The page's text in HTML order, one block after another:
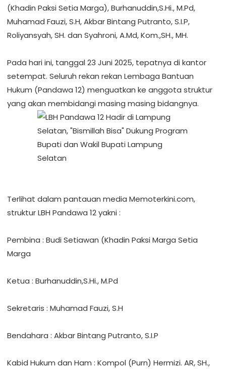
(Khadin Paksi Setia Marga), Burhanuddin,S.Hi., M.Pd,
Muhamad Fauzi, S.H, Akbar Bintang Putranto, S.I.P,
Roliyansyah, SH. dan Syahroni, A.Md, Kom.,SH., MH.
‎Pada hari ini, tanggal 23 Juni 2025, tepatnya di kantor
setempat. Seluruh rekan rekan Lembaga Bantuan
Hukum (Pandawa 12) menguatkan ke anggota struktur
yang akan membidangi masing masing bidangnya.
‎Terlihat dalam pantauan media Memoterkini.com,
struktur LBH Pandawa 12 yakni :
‎Pembina : Budi Setiawan (Khadin Paksi Marga Setia
Marga
‎Ketua : Burhanuddin,S.Hi., M.Pd
‎Sekretaris : Muhamad Fauzi, S.H
‎Bendahara : Akbar Bintang Putranto, S.I.P
‎Kabid Hukum dan Ham : Kompol (Purn) Hermizi. AR, SH.,